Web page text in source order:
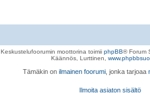
Keskustelufoorumin moottorina toimii phpBB® Forum
Käännös, Lurttinen,
Tämäkin on ilmainen foorumi , jonka tarjoaa
Ilmoita asiaton sisältö